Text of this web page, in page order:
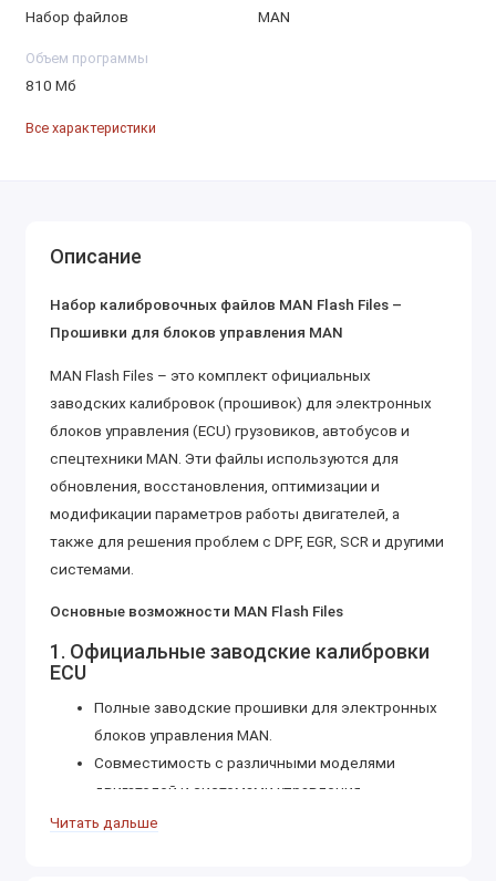
Набор файлов MAN
Объем программы
810 Мб
Все характеристики
Описание
Набор калибровочных файлов MAN Flash Files –
Прошивки для блоков управления MAN
MAN Flash Files – это комплект официальных
заводских калибровок (прошивок) для электронных
блоков управления (ECU) грузовиков, автобусов и
спецтехники MAN. Эти файлы используются для
обновления, восстановления, оптимизации и
модификации параметров работы двигателей, а
также для решения проблем с DPF, EGR, SCR и другими
системами.
Основные возможности MAN Flash Files
1. Официальные заводские калибровки
ECU
Полные заводские прошивки для электронных
блоков управления MAN.
Совместимость с различными моделями
двигателей и системами управления.
Обновления программного обеспечения ECU
Читать дальше